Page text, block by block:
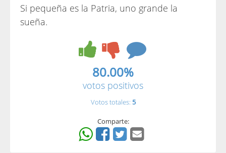
Si pequeña es la Patria, uno grande la
sueña.
80.00%
votos positivos
Votos totales: 5
Comparte: